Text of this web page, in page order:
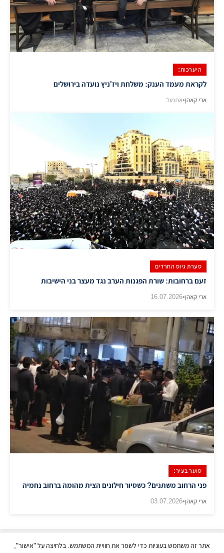
היערכות:
לקראת מעמד הענק: משלחת ויז'ניץ נועדה בירושלים
ארי קאהן•אתמול
סערת גיוס החרדים
זעם ברחובות: שורת הפגנות הערב נגד מעצר בני הישיבות
ארי קאהן•
16.07.2026
סוער בעיר:
פני הרחוב משתנים? כשסיור חילונים הצית מהומה ברחוב נחמיה
ארי קאהן•
03.07.2026
אתר זה משתמש בעוגיות כדי לשפר את חוויית המשתמש. בלחיצה על "אישור",
כל הזכויות שמורות | © בני ברק עכשיו 2026